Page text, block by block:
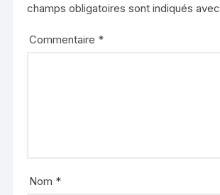
champs obligatoires sont indiqués avec
Commentaire *
Nom *